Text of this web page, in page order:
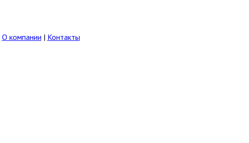
О компании | Контакты